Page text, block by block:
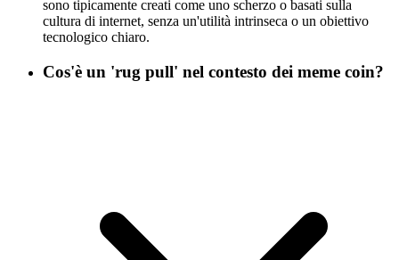
sono tipicamente creati come uno scherzo o basati sulla
cultura di internet, senza un'utilità intrinseca o un obiettivo
tecnologico chiaro.
Cos'è un 'rug pull' nel contesto dei meme coin?